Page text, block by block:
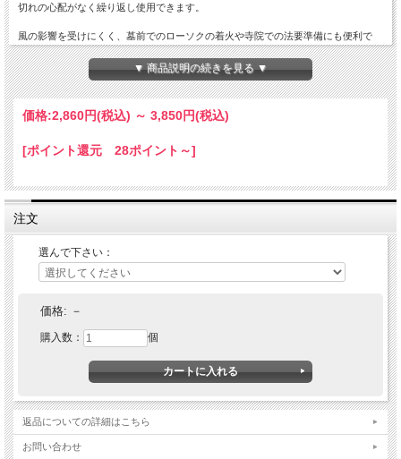
切れの心配がなく繰り返し使用できます。
風の影響を受けにくく、墓前でのローソクの着火や寺院での法要準備にも便利で
す。
また、線香や香炭への着火もしやすく、仏壇や寺院での日常のお勤めを快適にサポ
ートします。
USB充電式のため経済的で、ガスの補充も不要。細長い先端形状により、火種を奥
まで届かせやすく、
火傷のリスク軽減にも役立ちます。寺院での法要や護摩、焼香の準備はもちろん、
法要やお勤めでローソクに火を灯す方
墓参りで使いやすいライターをお探しの方
ガスライターの補充が面倒な方
寺院やご家庭で日常的に仏事を行う方
商品の特徴
プラズマアークによる安全な着火
ガス・オイル不要
ローソク・線香・香炭の着火に便利
寺院・仏壇・墓参りなど幅広く活躍
本体サイズ A W25×L125×Ｈ25mm 約200回充電可能
本体サイズ B W18×L215×H18ｍｍ 約500回充電可能
ＵＳＢ充電式 ＵＳＢケーブル1本付属
のし承ります。
▼ 商品説明の続きを見る ▼
価格:2,860円(税込) ～ 3,850円(税込)
[ポイント還元 28ポイント～]
注文
選んで下さい：
価格: －
購入数： 個
返品についての詳細はこちら
お問い合わせ